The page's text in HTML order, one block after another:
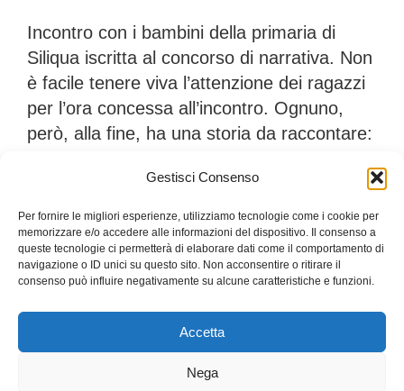
Gestisci Consenso
Per fornire le migliori esperienze, utilizziamo tecnologie come i cookie per
memorizzare e/o accedere alle informazioni del dispositivo. Il consenso a
queste tecnologie ci permetterà di elaborare dati come il comportamento di
navigazione o ID unici su questo sito. Non acconsentire o ritirare il
consenso può influire negativamente su alcune caratteristiche e funzioni.
Accetta
Nega
Incontro con i bambini della primaria di
Siliqua iscritta al concorso di narrativa. Non
è facile tenere viva l’attenzione dei ragazzi
per l’ora concessa all’incontro. Ognuno,
però, alla fine, ha una storia da raccontare:
Castello del Conte Ugolino, le tombe dei
giganti, ecc. Al termine l’intera classe è
sembrata interessata a proseguire a
coinvolta nello studio della Storia e
Paesaggio della loro Isola.